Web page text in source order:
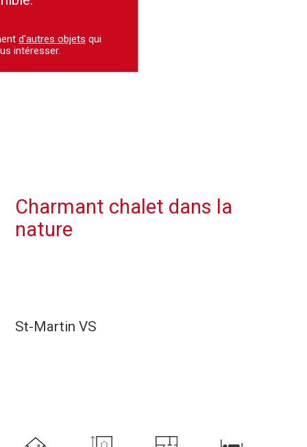
d'autres objets qui
intéresser.
Charmant chalet dans la
nature
St-Martin VS